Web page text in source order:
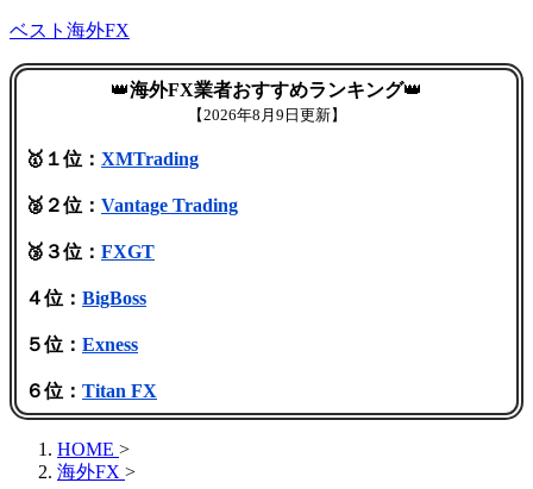
ベスト海外FX
👑海外FX業者おすすめランキング👑
【2026年8月9日更新】
🥇１位： XMTrading
🥈２位： Vantage Trading
🥉３位： FXGT
４位： BigBoss
５位： Exness
６位： Titan FX
HOME >
海外FX >